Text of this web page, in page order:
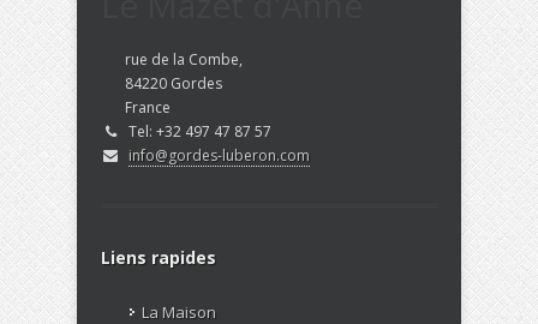
rue de la Combe,
84220 Gordes
France
Tel: +32 497 47 87 57
info@gordes-luberon.com
Liens rapides
La Maison